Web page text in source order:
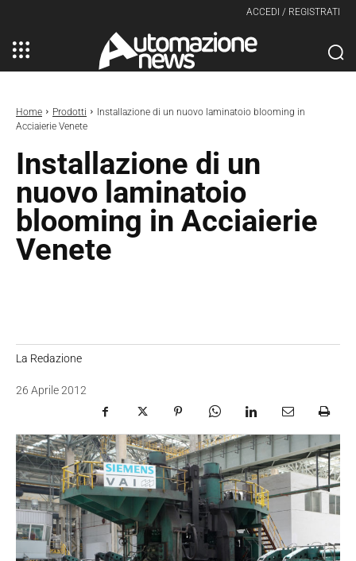
ACCEDI / REGISTRATI
Home Prodotti
Installazione di un nuovo laminatoio blooming in
Acciaierie Venete
Installazione di un
nuovo laminatoio
blooming in Acciaierie
Venete
La Redazione
26 Aprile 2012